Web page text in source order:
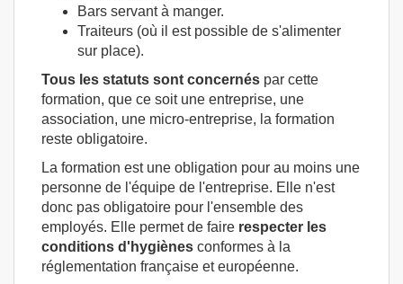
Bars servant à manger.
Traiteurs (où il est possible de s'alimenter
sur place).
Tous les statuts sont concernés par cette
formation, que ce soit une entreprise, une
association, une micro-entreprise, la formation
reste obligatoire.
La formation est une obligation pour au moins une
personne de l'équipe de l'entreprise. Elle n'est
donc pas obligatoire pour l'ensemble des
employés. Elle permet de faire respecter les
conditions d'hygiènes conformes à la
réglementation française et européenne.